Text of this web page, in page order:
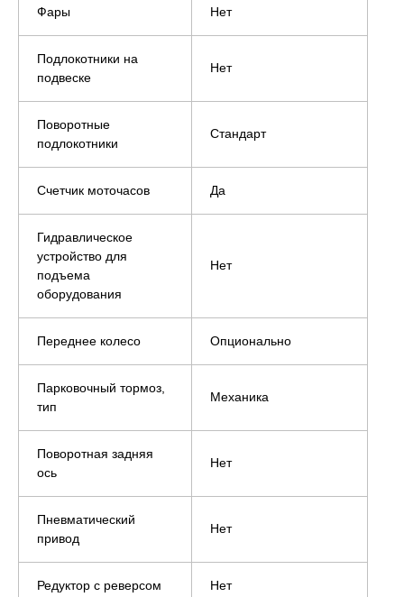
Фары Нет
Подлокотники на
подвеске
Нет
Поворотные
подлокотники
Стандарт
Счетчик моточасов Да
Гидравлическое
устройство для
подъема
оборудования
Нет
Переднее колесо Опционально
Парковочный тормоз,
тип
Механика
Поворотная задняя
ось
Нет
Пневматический
привод
Нет
Редуктор с реверсом Нет